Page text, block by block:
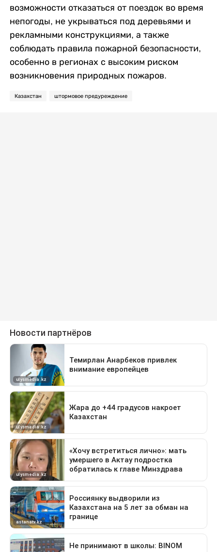
возможности отказаться от поездок во время
непогоды, не укрываться под деревьями и
рекламными конструкциями, а также
соблюдать правила пожарной безопасности,
особенно в регионах с высоким риском
возникновения природных пожаров.
Казахстан штормовое предуреждение